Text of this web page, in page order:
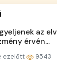
az
érvén...
ezelőtt 9543